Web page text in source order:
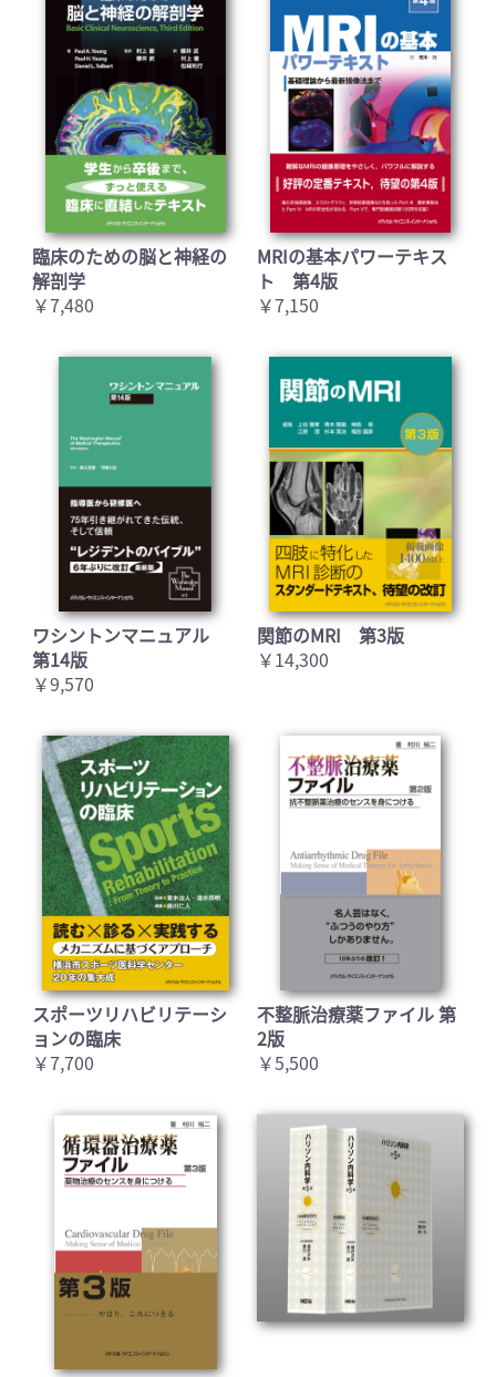
臨床のための脳と神経の
解剖学
￥7,480
MRIの基本パワーテキス
ト 第4版
￥7,150
ワシントンマニュアル
第14版
￥9,570
関節のMRI 第3版
￥14,300
スポーツリハビリテーシ
ョンの臨床
￥7,700
不整脈治療薬ファイル 第
2版
￥5,500